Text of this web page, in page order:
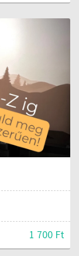
1 700 Ft